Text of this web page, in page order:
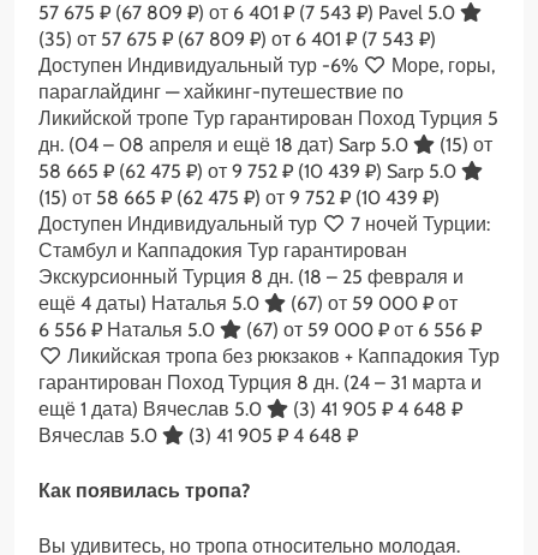
57 675 ₽ (67 809 ₽) от 6 401 ₽ (7 543 ₽) Pavel 5.0
(35) от 57 675 ₽ (67 809 ₽) от 6 401 ₽ (7 543 ₽)
Доступен Индивидуальный тур -6%
Море, горы,
параглайдинг — хайкинг-путешествие по
Ликийской тропе Тур гарантирован Поход Турция 5
дн. (04 – 08 апреля и ещё 18 дат) Sarp 5.0 (15) от
58 665 ₽ (62 475 ₽) от 9 752 ₽ (10 439 ₽) Sarp 5.0
(15) от 58 665 ₽ (62 475 ₽) от 9 752 ₽ (10 439 ₽)
Доступен Индивидуальный тур
7 ночей Турции:
Стамбул и Каппадокия Тур гарантирован
Экскурсионный Турция 8 дн. (18 – 25 февраля и
ещё 4 даты) Наталья 5.0 (67) от 59 000 ₽ от
6 556 ₽ Наталья 5.0 (67) от 59 000 ₽ от 6 556 ₽
Ликийская тропа без рюкзаков + Каппадокия Тур
гарантирован Поход Турция 8 дн. (24 – 31 марта и
ещё 1 дата) Вячеслав 5.0 (3) 41 905 ₽ 4 648 ₽
Вячеслав 5.0
(3) 41 905 ₽ 4 648 ₽
Как появилась тропа?
Вы удивитесь, но тропа относительно молодая.